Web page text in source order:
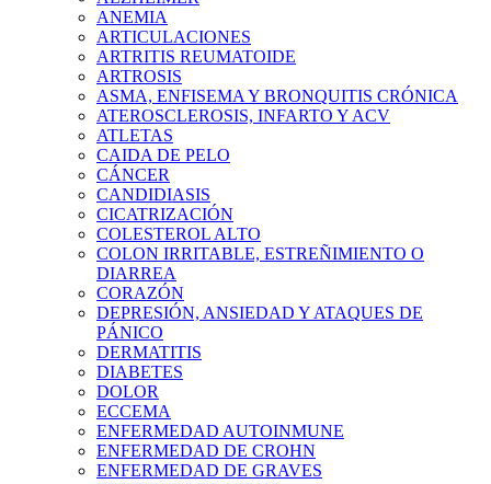
ANEMIA
ARTICULACIONES
ARTRITIS REUMATOIDE
ARTROSIS
ASMA, ENFISEMA Y BRONQUITIS CRÓNICA
ATEROSCLEROSIS, INFARTO Y ACV
ATLETAS
CAIDA DE PELO
CÁNCER
CANDIDIASIS
CICATRIZACIÓN
COLESTEROL ALTO
COLON IRRITABLE, ESTREÑIMIENTO O
DIARREA
CORAZÓN
DEPRESIÓN, ANSIEDAD Y ATAQUES DE
PÁNICO
DERMATITIS
DIABETES
DOLOR
ECCEMA
ENFERMEDAD AUTOINMUNE
ENFERMEDAD DE CROHN
ENFERMEDAD DE GRAVES